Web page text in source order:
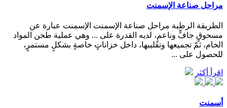
مراحل صناعة الإسمنت
الطريقة الرطبة مراحل صناعة الإسمنت الإسمنت عبارة عن
مسحوقٍ جافٍّ وناعمٍ، لديه القدرة على ... وهي عملية طحن المواد
الخام، ثمّ تجميعها وتقليبها، داخل خزاناتٍ خاصةٍ بشكلٍ مستمرٍ،
للحصول على ...
اقرأ أكثر
أسمنت